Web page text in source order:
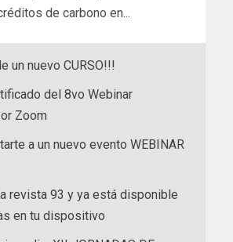
de carbono en...
un nuevo CURSO!!!
del 8vo Webinar
Zoom
a un nuevo evento WEBINAR
revista 93 y ya está disponible
en tu dispositivo